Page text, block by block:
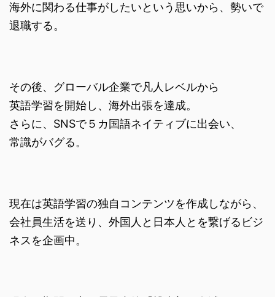
海外に関わる仕事がしたいという思いから、勢いで
退職する。
その後、グローバル企業で凡人レベルから
英語学習を開始し、海外出張を達成。
さらに、SNSで５カ国語ネイティブに出会い、
常識がバグる。
現在は英語学習の独自コンテンツを作成しながら、
会社員生活を送り、外国人と日本人とを繋げるビジ
ネスを企画中。